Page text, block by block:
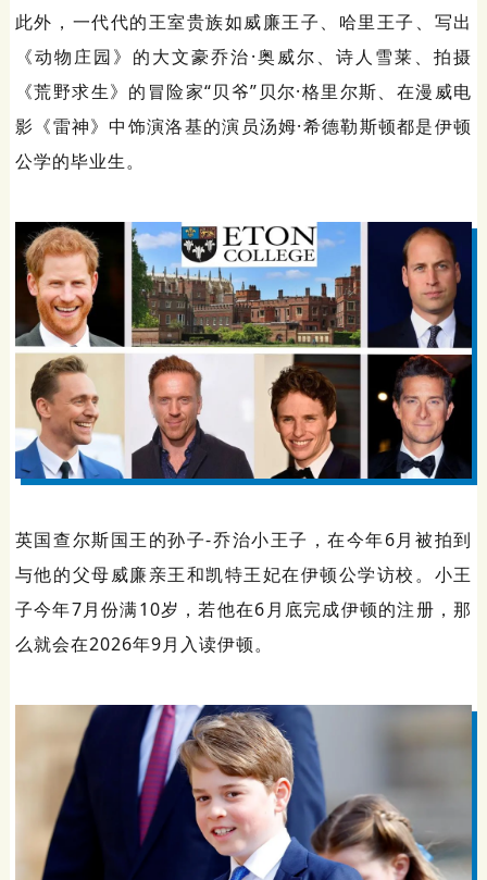
此外，一代代的王室贵族如威廉王子、哈里王子、写出
《动物庄园》的大文豪乔治·奥威尔、诗人雪莱、拍摄
《荒野求生》的冒险家“贝爷”贝尔·格里尔斯、在漫威电
影《雷神》中饰演洛基的演员汤姆·希德勒斯顿都是伊顿
公学的毕业生。
英国查尔斯国王的孙子-乔治小王子，在今年6月被拍到
与他的父母威廉亲王和凯特王妃在伊顿公学访校。小王
子今年7月份满10岁，若他在6月底完成伊顿的注册，那
么就会在2026年9月入读伊顿。